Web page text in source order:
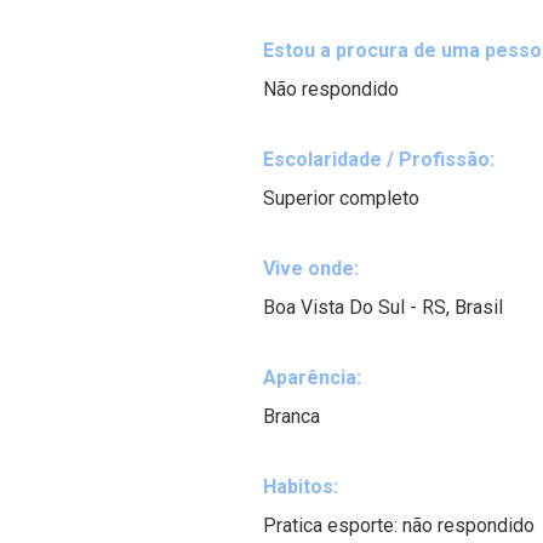
Estou a procura de uma
Não respondido
Escolaridade / Profissão:
Superior completo
Vive onde:
Boa Vista Do Sul - RS, Brasil
Aparência:
Branca
Habitos:
Pratica esporte: não respondido